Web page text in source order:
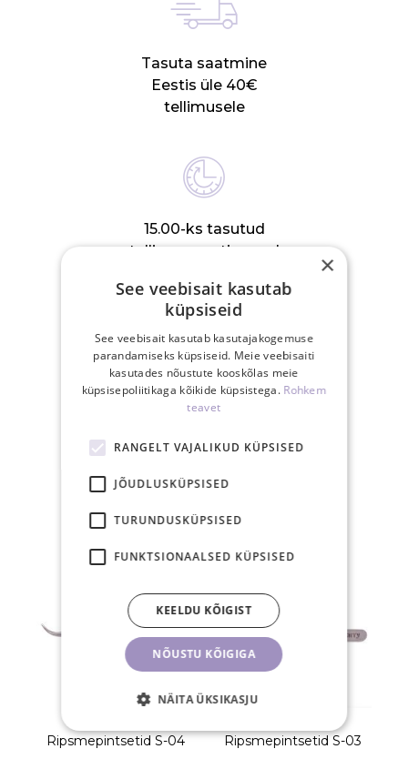
Tasuta saatmine
Eestis üle 40€
tellimusele
15.00-ks tasutud
tellimus posti samal
30-päevane
tagastusõigus
SEOTUD TOOTED
Ripsmepintsetid S-04 Ripsmepintsetid S-03
×
See veebisait kasutab
küpsiseid
See veebisait kasutab kasutajakogemuse
parandamiseks küpsiseid. Meie veebisaiti
kasutades nõustute kooskõlas meie
küpsisepoliitikaga kõikide küpsistega. Rohkem
teavet
RANGELT VAJALIKUD KÜPSISED
JÕUDLUSKÜPSISED
TURUNDUSKÜPSISED
FUNKTSIONAALSED KÜPSISED
NÕUSTU KÕIGIGA
KEELDU KÕIGIST
NÄITA ÜKSIKASJU